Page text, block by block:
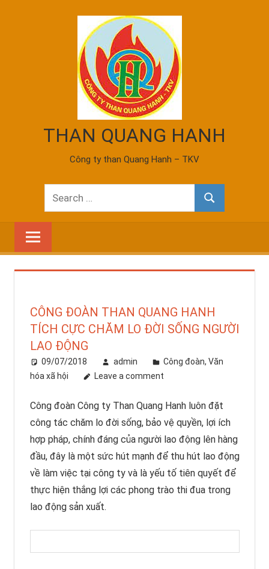
THAN QUANG HANH
Công ty than Quang Hanh – TKV
Search
for:
Search
CÔNG ĐOÀN THAN QUANG HANH
TÍCH CỰC CHĂM LO ĐỜI SỐNG NGƯỜI
LAO ĐỘNG
09/07/2018 admin Công đoàn,Văn
hóa xã hội
Leave a comment
Công đoàn Công ty Than Quang Hanh luôn đặt
công tác chăm lo đời sống, bảo vệ quyền, lợi ích
hợp pháp, chính đáng của người lao động lên hàng
đầu, đây là một sức hút mạnh để thu hút lao động
về làm việc tại công ty và là yếu tố tiên quyết để
thực hiện thắng lợi các phong trào thi đua trong
lao động sản xuất.